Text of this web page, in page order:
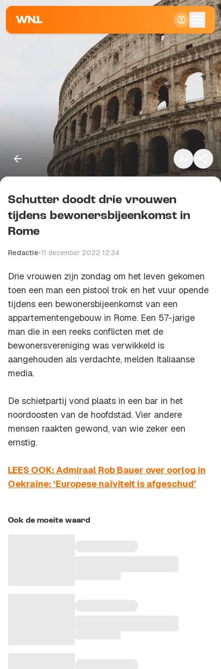
Klein
Standaard
Groot
Kopieer link
Schutter doodt drie vrouwen
tijdens bewonersbijeenkomst in
Rome
Redactie•11 december 2022 12:34
Drie vrouwen zijn zondag om het leven gekomen
toen een man een pistool trok en het vuur opende
tijdens een bewonersbijeenkomst van een
appartementengebouw in Rome. Een 57-jarige
man die in een reeks conflicten met de
bewonersvereniging was verwikkeld is
aangehouden als verdachte, melden Italiaanse
media.
De schietpartij vond plaats in een bar in het
noordoosten van de hoofdstad. Vier andere
mensen raakten gewond, van wie zeker een
ernstig.
LEES OOK: Admiraal Rob Bauer over oorlog in
Oekraïne: ‘Europese naïviteit is afgeschud’
Ook de moeite waard